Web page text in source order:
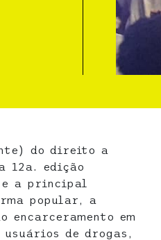
do direito a
12a. edição
a principal
popular, a
em
de drogas,